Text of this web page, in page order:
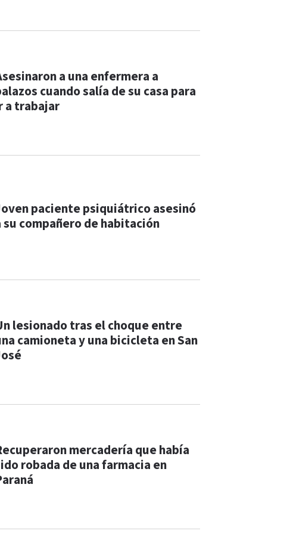
a una enfermera a
cuando salía de su casa para
a trabajar
paciente psiquiátrico asesinó
su compañero de habitación
lesionado tras el choque entre
camioneta y una bicicleta en San
mercadería que había
robada de una farmacia en